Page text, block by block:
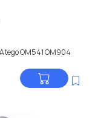
ОМ541 ОМ904